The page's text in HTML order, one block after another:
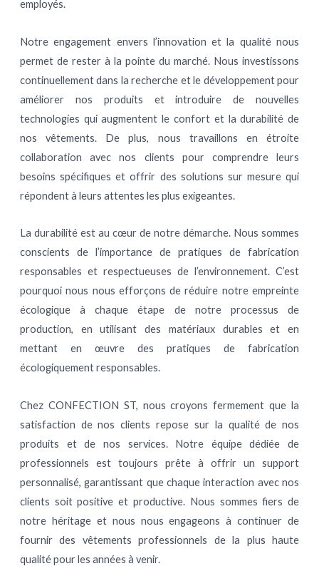
employés.
Notre engagement envers l’innovation et la qualité nous
permet de rester à la pointe du marché. Nous investissons
continuellement dans la recherche et le développement pour
améliorer nos produits et introduire de nouvelles
technologies qui augmentent le confort et la durabilité de
nos vêtements. De plus, nous travaillons en étroite
collaboration avec nos clients pour comprendre leurs
besoins spécifiques et offrir des solutions sur mesure qui
répondent à leurs attentes les plus exigeantes.
La durabilité est au cœur de notre démarche. Nous sommes
conscients de l’importance de pratiques de fabrication
responsables et respectueuses de l’environnement. C’est
pourquoi nous nous efforçons de réduire notre empreinte
écologique à chaque étape de notre processus de
production, en utilisant des matériaux durables et en
mettant en œuvre des pratiques de fabrication
écologiquement responsables.
Chez CONFECTION ST, nous croyons fermement que la
satisfaction de nos clients repose sur la qualité de nos
produits et de nos services. Notre équipe dédiée de
professionnels est toujours prête à offrir un support
personnalisé, garantissant que chaque interaction avec nos
clients soit positive et productive. Nous sommes fiers de
notre héritage et nous nous engageons à continuer de
fournir des vêtements professionnels de la plus haute
qualité pour les années à venir.